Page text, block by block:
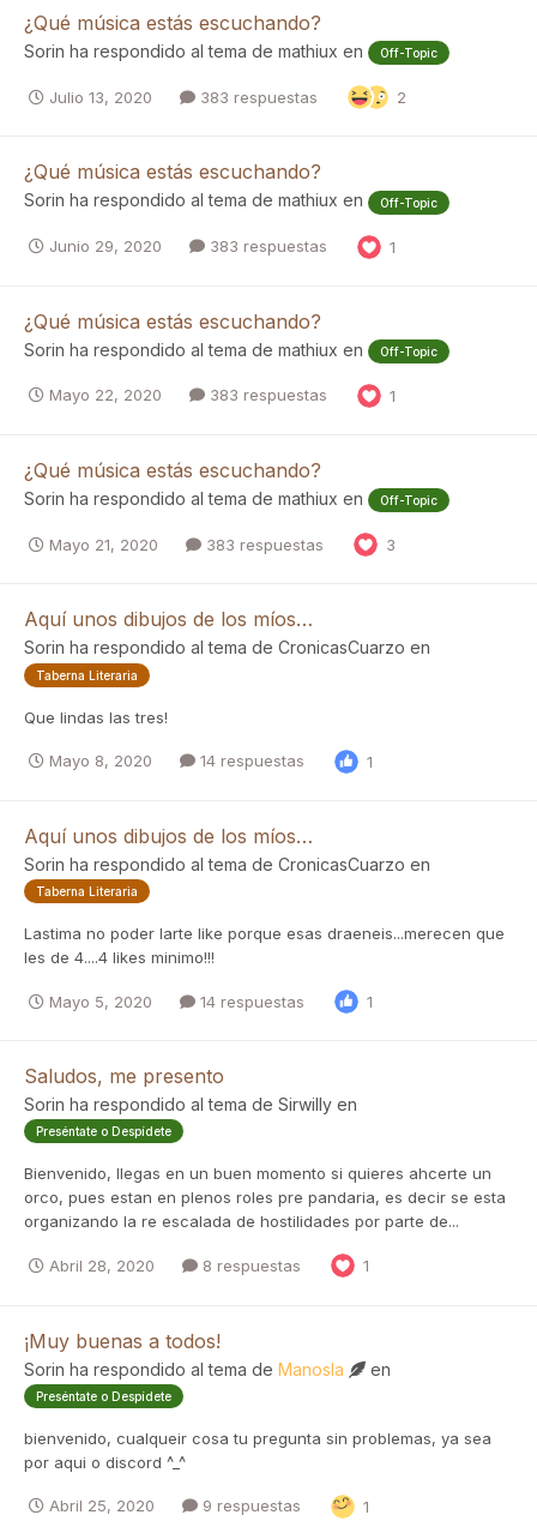
¿Qué música estás escuchando?
Sorin ha respondido al tema de mathiux en Off-Topic
Julio 13, 2020 383 respuestas 2
¿Qué música estás escuchando?
Sorin ha respondido al tema de mathiux en Off-Topic
Junio 29, 2020 383 respuestas 1
¿Qué música estás escuchando?
Sorin ha respondido al tema de mathiux en Off-Topic
Mayo 22, 2020 383 respuestas 1
¿Qué música estás escuchando?
Sorin ha respondido al tema de mathiux en Off-Topic
Mayo 21, 2020 383 respuestas 3
Aquí unos dibujos de los míos…
Sorin ha respondido al tema de CronicasCuarzo en
Taberna Literaria
Que lindas las tres!
Mayo 8, 2020 14 respuestas 1
Aquí unos dibujos de los míos…
Sorin ha respondido al tema de CronicasCuarzo en
Taberna Literaria
Lastima no poder larte like porque esas draeneis...merecen que
les de 4....4 likes minimo!!!
Mayo 5, 2020 14 respuestas 1
Saludos, me presento
Sorin ha respondido al tema de Sirwilly en
Preséntate o Despídete
Bienvenido, llegas en un buen momento si quieres ahcerte un
orco, pues estan en plenos roles pre pandaria, es decir se esta
organizando la re escalada de hostilidades por parte de...
Abril 28, 2020 8 respuestas 1
¡Muy buenas a todos!
Sorin ha respondido al tema de Manosla en
Preséntate o Despídete
bienvenido, cualqueir cosa tu pregunta sin problemas, ya sea
por aqui o discord ^_^
Abril 25, 2020 9 respuestas 1